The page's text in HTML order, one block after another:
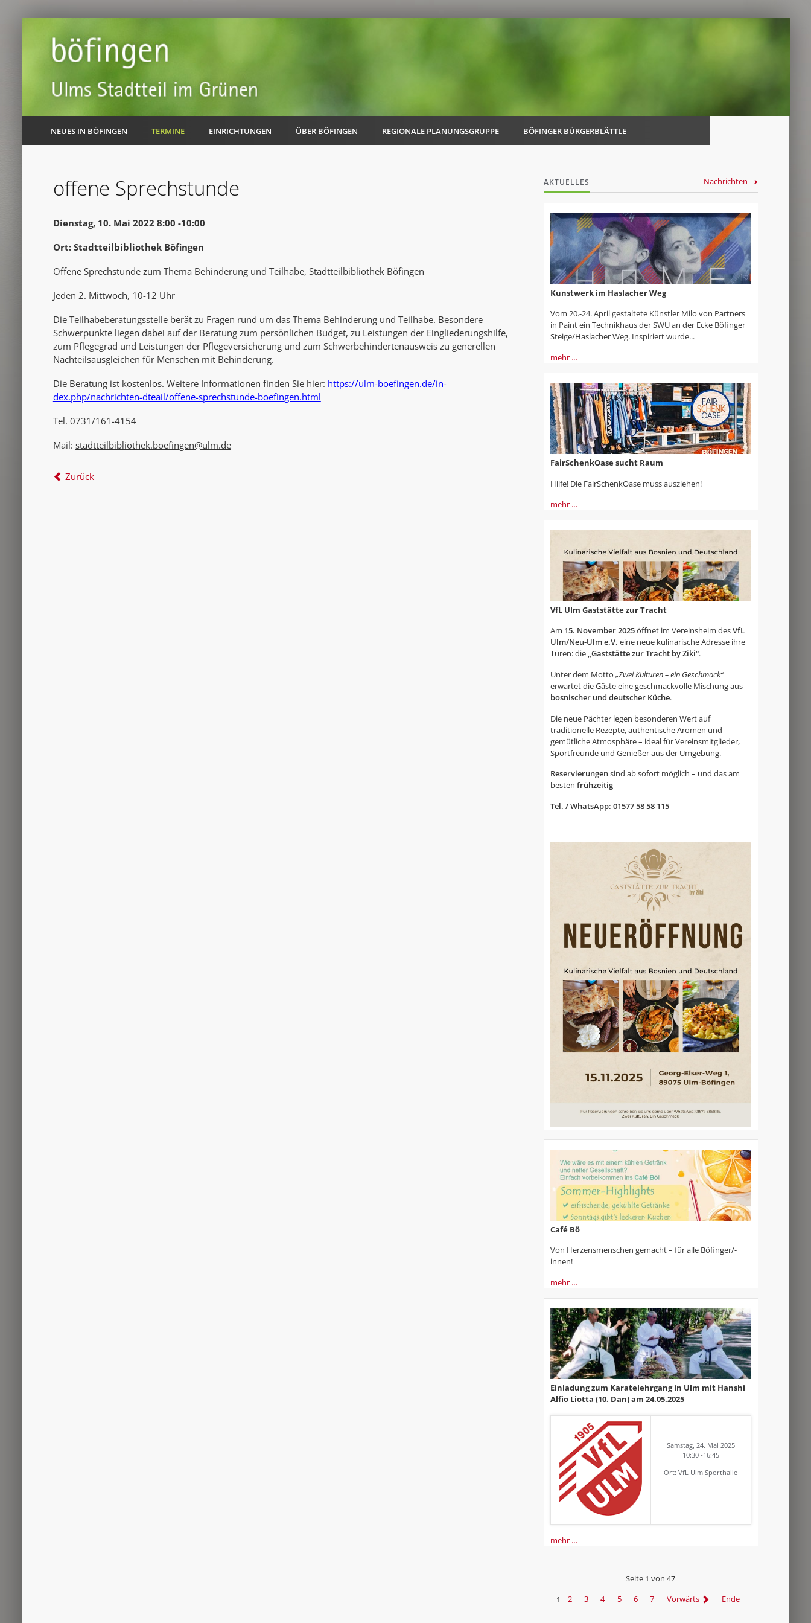
NEUES IN BÖFINGEN TERMINE EINRICHTUNGEN ÜBER BÖFINGEN REGIONALE PLANUNGSGRUPPE
AK Internet
BÖFINGER BÜRGERBLÄTTLE
offene Sprechstunde
Dienstag, 10. Mai 2022 8:00 -10:00
Ort: Stadtteilbibliothek Böfingen
Offene Sprechstunde zum Thema Behinderung und Teilhabe, Stadtteilbibliothek Böfingen
Jeden 2. Mittwoch, 10-12 Uhr
Die Teilhabeberatungsstelle berät zu Fragen rund um das Thema Behinderung und Teilhabe. Besondere
Schwerpunkte liegen dabei auf der Beratung zum persönlichen Budget, zu Leistungen der Eingliederungshilfe,
zum Pflegegrad und Leistungen der Pflegeversicherung und zum Schwerbehindertenausweis zu generellen
Nachteilsausgleichen für Menschen mit Behinderung.
Die Beratung ist kostenlos. Weitere Informationen finden Sie hier: https://ulm-boefingen.de/in-
dex.php/nachrichten-dteail/offene-sprechstunde-boefingen.html
Tel. 0731/161-4154
Mail: stadtteilbibliothek.boefingen@ulm.de
Zurück
AKTUELLES Nachrichten
Kunstwerk im Haslacher Weg
Vom 20.-24. April gestaltete Künstler Milo von Partners
in Paint ein Technikhaus der SWU an der Ecke Böfinger
Steige/Haslacher Weg. Inspiriert wurde...
mehr …
FairSchenkOase sucht Raum
Hilfe! Die FairSchenkOase muss ausziehen!
mehr …
VfL Ulm Gaststätte zur Tracht
Am 15. November 2025öffnet im Vereinsheim desVfL
Ulm/Neu-Ulm e.V. eine neue kulinarische Adresse ihre
Türen: die „Gaststätte zur Tracht by Ziki“.
Unter dem Motto „Zwei Kulturen – ein Geschmack“
erwartet die Gäste eine geschmackvolle Mischung aus
bosnischer und deutscher Küche.
Die neue Pächter legen besonderen Wert auf
traditionelle Rezepte, authentische Aromen und
gemütliche Atmosphäre – ideal für Vereinsmitglieder,
Sportfreunde und Genießer aus der Umgebung.
Reservierungensind ab sofort möglich – und das am
besten frühzeitig
Tel. / WhatsApp: 01577 58 58 115
Café Bö
Von Herzensmenschen gemacht – für alle Böfinger/-
innen!
mehr …
Einladung zum Karatelehrgang in Ulm mit Hanshi
Alfio Liotta (10. Dan) am 24.05.2025
Samstag, 24. Mai 2025
10:30 -16:45
Ort: VfL Ulm Sporthalle
mehr …
Seite 1 von 47
1
2 3 4 5 6 7 Vorwärts Ende